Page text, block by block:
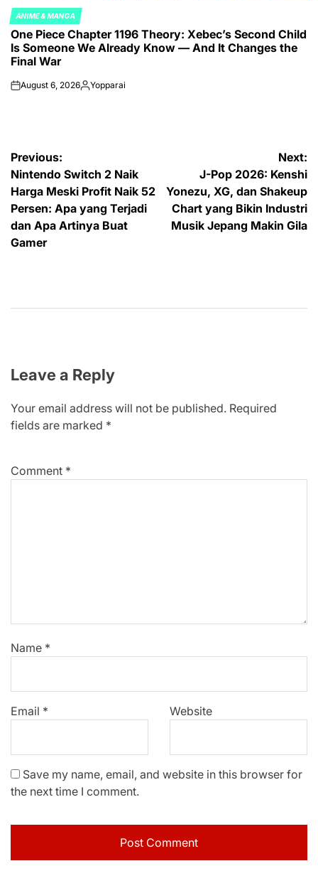
POSTED
IN
ANIME & MANGA
One Piece Chapter 1196 Theory: Xebec’s Second Child
Is Someone We Already Know — And It Changes the
Final War
onAugust 6, 2026Posted
Yopparai
Post
navigation
Previous:
Nintendo Switch 2 Naik
Harga Meski Profit Naik 52
Persen: Apa yang Terjadi
dan Apa Artinya Buat
Gamer
Next:
J-Pop 2026: Kenshi
Yonezu, XG, dan Shakeup
Chart yang Bikin Industri
Musik Jepang Makin Gila
Leave a Reply
Your email address will not be published. Required
fields are marked *
Comment *
Name *
Email * Website
Save my name, email, and website in this browser for
the next time I comment.